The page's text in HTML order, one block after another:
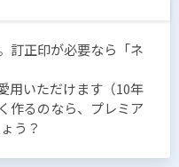
訂正印が必要なら「ネ
用いただけます（10年
作るのなら、プレミア
う？